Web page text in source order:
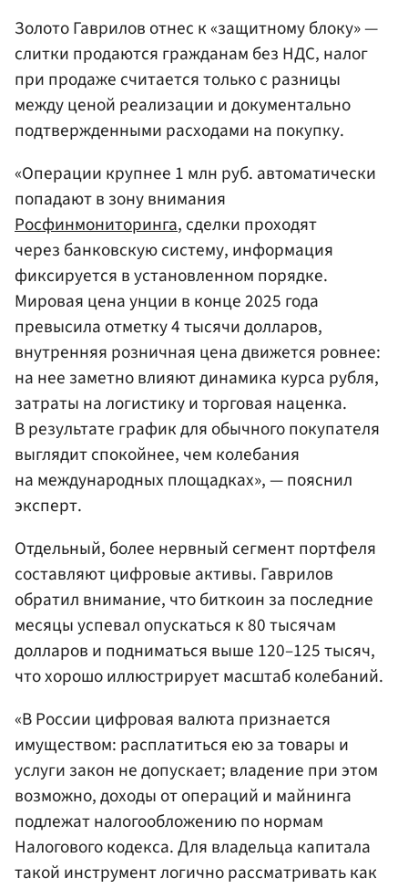
Золото Гаврилов отнес к «защитному блоку» —
слитки продаются гражданам без НДС, налог
при продаже считается только с разницы
между ценой реализации и документально
подтвержденными расходами на покупку.
«Операции крупнее 1 млн руб. автоматически
попадают в зону внимания
Росфинмониторинга, сделки проходят
через банковскую систему, информация
фиксируется в установленном порядке.
Мировая цена унции в конце 2025 года
превысила отметку 4 тысячи долларов,
внутренняя розничная цена движется ровнее:
на нее заметно влияют динамика курса рубля,
затраты на логистику и торговая наценка.
В результате график для обычного покупателя
выглядит спокойнее, чем колебания
на международных площадках», — пояснил
эксперт.
Отдельный, более нервный сегмент портфеля
составляют цифровые активы. Гаврилов
обратил внимание, что биткоин за последние
месяцы успевал опускаться к 80 тысячам
долларов и подниматься выше 120–125 тысяч,
что хорошо иллюстрирует масштаб колебаний.
«В России цифровая валюта признается
имуществом: расплатиться ею за товары и
услуги закон не допускает; владение при этом
возможно, доходы от операций и майнинга
подлежат налогообложению по нормам
Налогового кодекса. Для владельца капитала
такой инструмент логично рассматривать как